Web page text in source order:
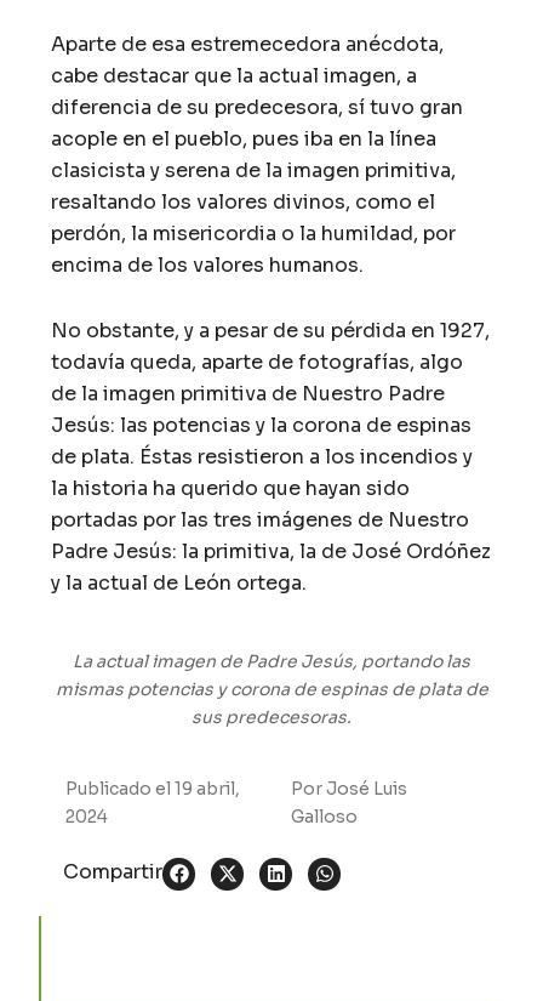
Aparte de esa estremecedora anécdota,
cabe destacar que la actual imagen, a
diferencia de su predecesora, sí tuvo gran
acople en el pueblo, pues iba en la línea
clasicista y serena de la imagen primitiva,
resaltando los valores divinos, como el
perdón, la misericordia o la humildad, por
encima de los valores humanos.
No obstante, y a pesar de su pérdida en 1927,
todavía queda, aparte de fotografías, algo
de la imagen primitiva de Nuestro Padre
Jesús: las potencias y la corona de espinas
de plata. Éstas resistieron a los incendios y
la historia ha querido que hayan sido
portadas por las tres imágenes de Nuestro
Padre Jesús: la primitiva, la de José Ordóñez
y la actual de León ortega.
La actual imagen de Padre Jesús, portando las
mismas potencias y corona de espinas de plata de
sus predecesoras.
Publicado el19 abril,
2024
PorJosé Luis
Galloso
Compartir